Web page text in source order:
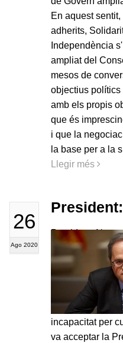
En aquest
adherits,
Independència
ampliat del
mesos de
objectius
amb els propis
que és
i que la
la base per a la
Llegir més
26
Ago 2020
President: No
incapacitat per
va acceptar la